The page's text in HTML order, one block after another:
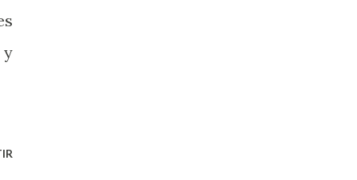
y